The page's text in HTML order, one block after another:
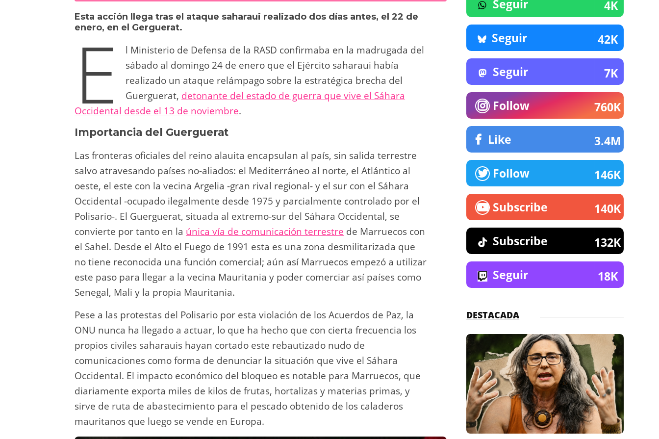
sk
y
o
d
o
gr
a
m
s
A
p
p
e
b
o
o
k
di
y
n
k
p
tir
Esta acción llega tras el ataque saharaui realizado dos días antes, el 22 de
enero, en el Gerguerat.
E
l Ministerio de Defensa de la RASD confirmaba en la madrugada del
sábado al domingo 24 de enero que el Ejército saharaui había
realizado un ataque relámpago sobre la estratégica brecha del
Guerguerat, detonante del estado de guerra que vive el Sáhara
Occidental desde el 13 de noviembre.
Importancia del Guerguerat
Las fronteras oficiales del reino alauita encapsulan al país, sin salida terrestre
salvo atravesando países no-aliados: el Mediterráneo al norte, el Atlántico al
oeste, el este con la vecina Argelia -gran rival regional- y el sur con el Sáhara
Occidental -ocupado ilegalmente desde 1975 y parcialmente controlado por el
Polisario-. El Guerguerat, situada al extremo-sur del Sáhara Occidental, se
convierte por tanto en la única vía de comunicación terrestre de Marruecos con
el Sahel. Desde el Alto el Fuego de 1991 esta es una zona desmilitarizada que
no tiene reconocida una función comercial; aún así Marruecos empezó a utilizar
este paso para llegar a la vecina Mauritania y poder comerciar así países como
Senegal, Mali y la propia Mauritania.
Pese a las protestas del Polisario por esta violación de los Acuerdos de Paz, la
ONU nunca ha llegado a actuar, lo que ha hecho que con cierta frecuencia los
propios civiles saharauis hayan cortado este rebautizado nudo de
comunicaciones como forma de denunciar la situación que vive el Sáhara
Occidental. El impacto económico del bloqueo es notable para Marruecos, que
diariamente exporta miles de kilos de frutas, hortalizas y materias primas, y
sirve de ruta de abastecimiento para el pescado obtenido de los caladeros
mauritanos que luego se vende en Europa.
Seguir 4K
Seguir 42K
Seguir 7K
Follow 760K
Like 3.4M
Follow 146K
Subscribe 140K
Subscribe 132K
Seguir 18K
DESTACADA